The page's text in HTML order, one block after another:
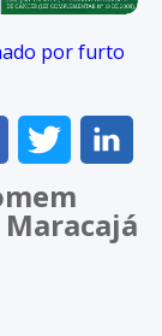
COMPARTILHAR
NO
FACEBOOK
NO
TWITTER